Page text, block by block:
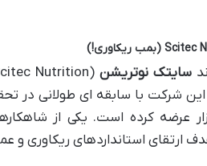
سایتک نوتریشن
شرکت با سابقه ای طولانی در
عرضه کرده است. یکی از
ارتقای استانداردهای ریکاوری و